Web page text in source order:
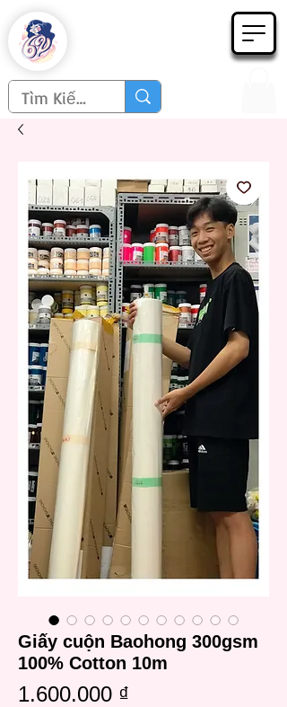
Giấy cuộn Baohong 300gsm
100% Cotton 10m
1.600.000 ₫